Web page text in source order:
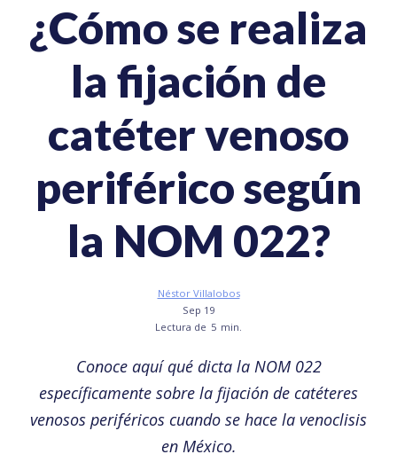
¿Cómo se realiza
la fijación de
catéter venoso
periférico según
la NOM 022?
Néstor Villalobos
Sep 19
Lectura de 5 min.
Conoce aquí qué dicta la NOM 022
específicamente sobre la fijación de catéteres
venosos periféricos cuando se hace la venoclisis
en México.